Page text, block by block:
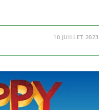
10 JUILLET 2023